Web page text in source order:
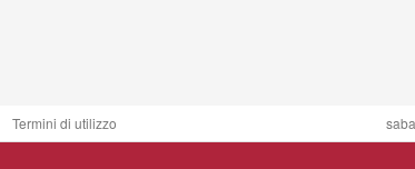
Termini di utilizzo